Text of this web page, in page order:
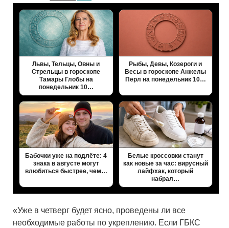
Львы, Тельцы, Овны и
Стрельцы в гороскопе
Тамары Глобы на
понедельник 10…
Рыбы, Девы, Козероги и
Весы в гороскопе Анжелы
Перл на понедельник 10…
Бабочки уже на подлёте: 4
знака в августе могут
влюбиться быстрее, чем…
Белые кроссовки станут
как новые за час: вирусный
лайфхак, который
набрал…
«Уже в четверг будет ясно, проведены ли все
необходимые работы по укреплению. Если ГБКС